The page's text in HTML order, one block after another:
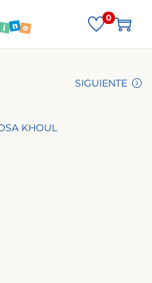
0
SIGUIENTE